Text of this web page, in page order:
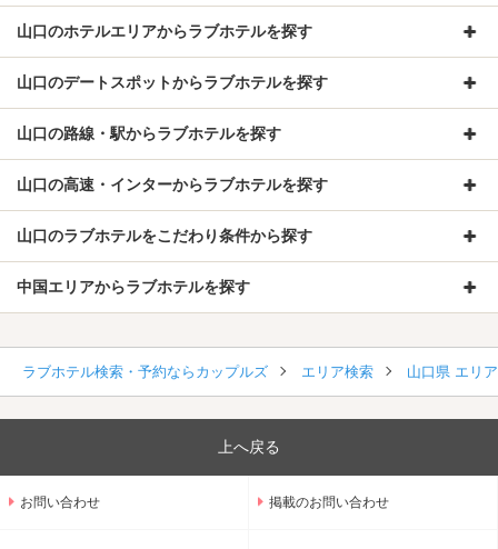
山口のホテルエリアからラブホテルを探す
山口のデートスポットからラブホテルを探す
山口の路線・駅からラブホテルを探す
山口の高速・インターからラブホテルを探す
山口のラブホテルをこだわり条件から探す
中国エリアからラブホテルを探す
ラブホテル検索・予約ならカップルズ エリア検索 山口県 エリ
上へ戻る
お問い合わせ 掲載のお問い合わせ